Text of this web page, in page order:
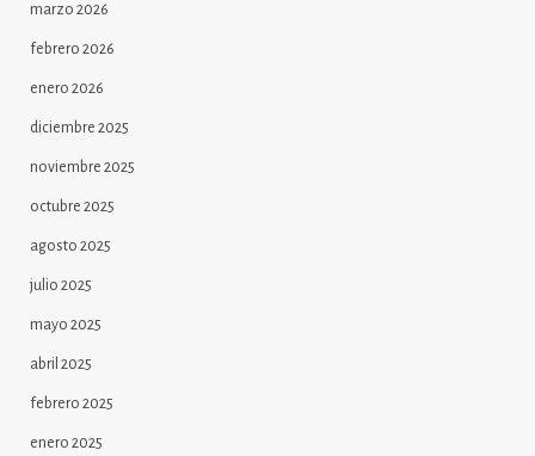
marzo 2026
febrero 2026
enero 2026
diciembre 2025
noviembre 2025
octubre 2025
agosto 2025
julio 2025
mayo 2025
abril 2025
febrero 2025
enero 2025